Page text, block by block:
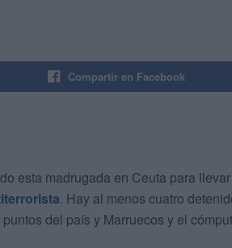
Compartir en Facebook
esta madrugada en Ceuta para
. Hay al menos cuatro
del país y Marruecos y el